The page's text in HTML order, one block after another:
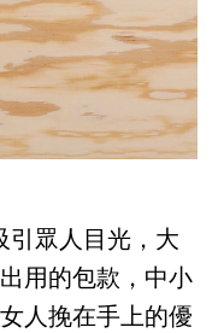
引眾人目光，大
用的包款，中小
人挽在手上的優